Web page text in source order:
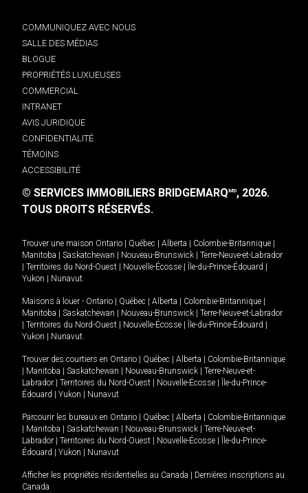
COMMUNIQUEZ AVEC NOUS
SALLE DES MÉDIAS
BLOGUE
PROPRIÉTÉS LUXUEUSES
COMMERCIAL
INTRANET
AVIS JURIDIQUE
CONFIDENTIALITÉ
TÉMOINS
ACCESSIBILITÉ
© SERVICES IMMOBILIERS BRIDGEMARQMD, 2026.
TOUS DROITS RÉSERVÉS.
Trouver une maison Ontario Québec Alberta Colombie-Britannique
Manitoba
Saskatchewan Nouveau-Brunswick
Terre-Neuve-et-Labrador
Territoires du Nord-Ouest Nouvelle-Écosse Île-du-Prince-Édouard
Yukon
Nunavut.
Maisons à louer - Ontario Québec Alberta Colombie-Britannique
Manitoba
Saskatchewan Nouveau-Brunswick
Terre-Neuve-et-Labrador
Territoires du Nord-Ouest Nouvelle-Écosse Île-du-Prince-Édouard
Yukon
Nunavut.
Trouver des courtiers en Ontario Québec Alberta
Colombie-Britannique
Manitoba Saskatchewan Nouveau-Brunswick
Terre-Neuve-et-
Labrador
Territoires du Nord-Ouest Nouvelle-Écosse
Île-du-Prince-
Édouard
Yukon Nunavut
Parcourir les bureaux en Ontario Québec Alberta
Colombie-Britannique
Manitoba Saskatchewan Nouveau-Brunswick
Terre-Neuve-et-
Labrador
Territoires du Nord-Ouest Nouvelle-Écosse
Île-du-Prince-
Édouard
Yukon Nunavut
Afficher les propriétés résidentielles au Canada
Dernières inscriptions au
Canada